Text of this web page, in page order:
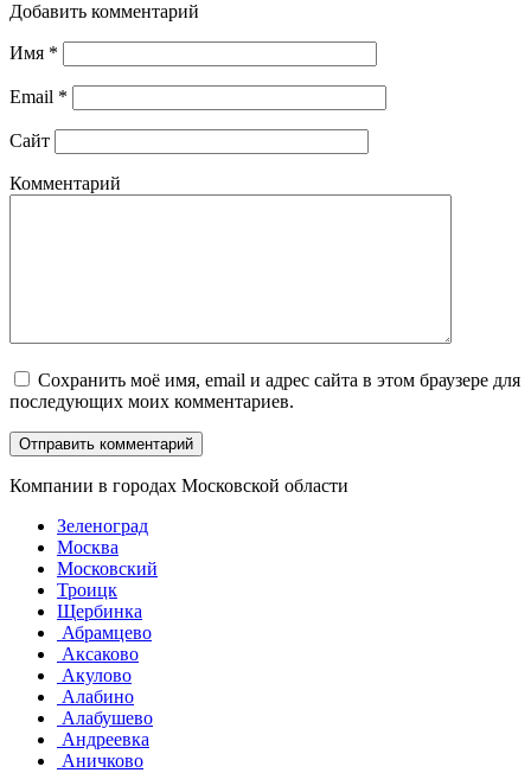
Добавить комментарий
Имя *
Email *
Сайт
Комментарий
Сохранить моё имя, email и адрес сайта в этом браузере для
последующих моих комментариев.
Компании в городах Московской области
Зеленоград
Москва
Московский
Троицк
Щербинка
Абрамцево
Аксаково
Акулово
Алабино
Алабушево
Андреевка
Аничково